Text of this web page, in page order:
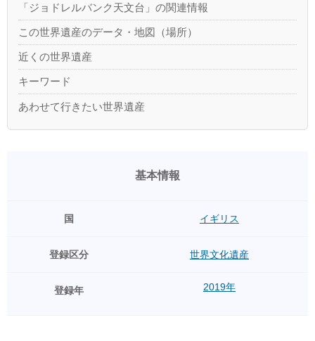
「ジョドレルバンク天文台」の関連情報
この世界遺産のデータ・地図（場所）
近くの世界遺産
キーワード
あわせて行きたい世界遺産
基本情報
国 イギリス
登録区分 世界文化遺産
登録年 2019年